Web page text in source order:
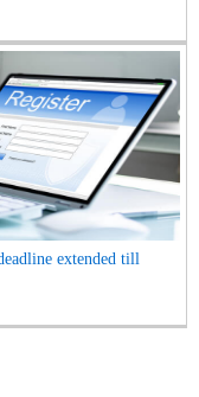
extended till